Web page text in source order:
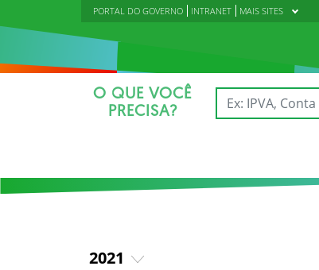
PORTAL DO GOVERNO INTRANET MAIS SITES
O QUE VOCÊ
PRECISA?
2021